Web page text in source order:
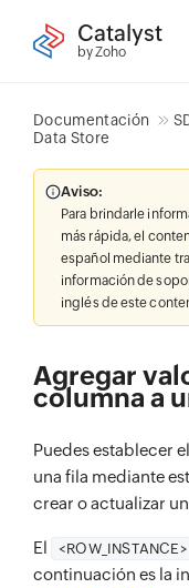
Catalyst
by Zoho
Documentación
Data Store
Aviso:
Para brindarle
más rápida, el
español mediante
información de
inglés de este
Agregar
columna a
Puedes establecer
una fila mediante
crear o actualizar
El <ROW_INSTANCE>
continuación es la